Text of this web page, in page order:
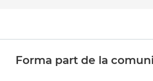
Forma part de la